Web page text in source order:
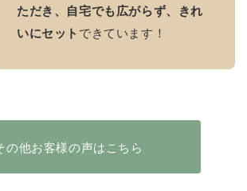
ただき、自宅でも広がらず、きれ
いにセット できています！
の他お客様の声はこちら